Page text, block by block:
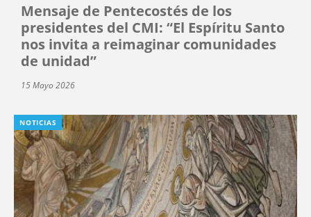
Mensaje de Pentecostés de los
presidentes del CMI: “El Espíritu Santo
nos invita a reimaginar comunidades
de unidad”
15 Mayo 2026
NOTICIAS